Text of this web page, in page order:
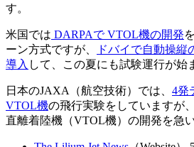
す。
米国では DARPAで VTOL機の開発
ーン方式ですが、
ドバイで自動操縦
導入 して、この夏にも試験運行が始
日本のJAXA（航空技術）では、 4発
VTOL機の飛行実験をしていますが
直離着陸機（VTOL機）の開発を急